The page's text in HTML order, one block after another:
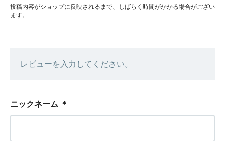
投稿内容がショップに反映されるまで、しばらく時間がかかる場合がござい
ます。
レビューを入力してください。
ニックネーム ＊